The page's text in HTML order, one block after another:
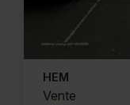
HEM
Vente